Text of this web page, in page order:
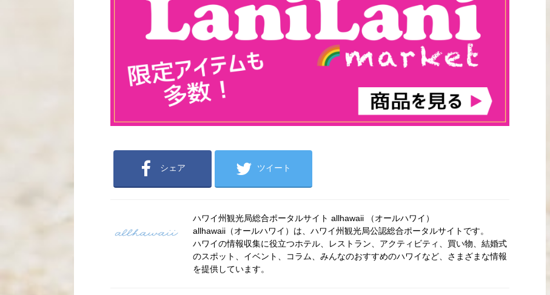
シェア ツイート
ハワイ州観光局総合ポータルサイト allhawaii （オールハワイ）
allhawaii（オールハワイ）は、ハワイ州観光局公認総合ポータルサイトです。
ハワイの情報収集に役立つホテル、レストラン、アクティビティ、買い物、結婚式
のスポット、イベント、コラム、みんなのおすすめのハワイなど、さまざまな情報
を提供しています。